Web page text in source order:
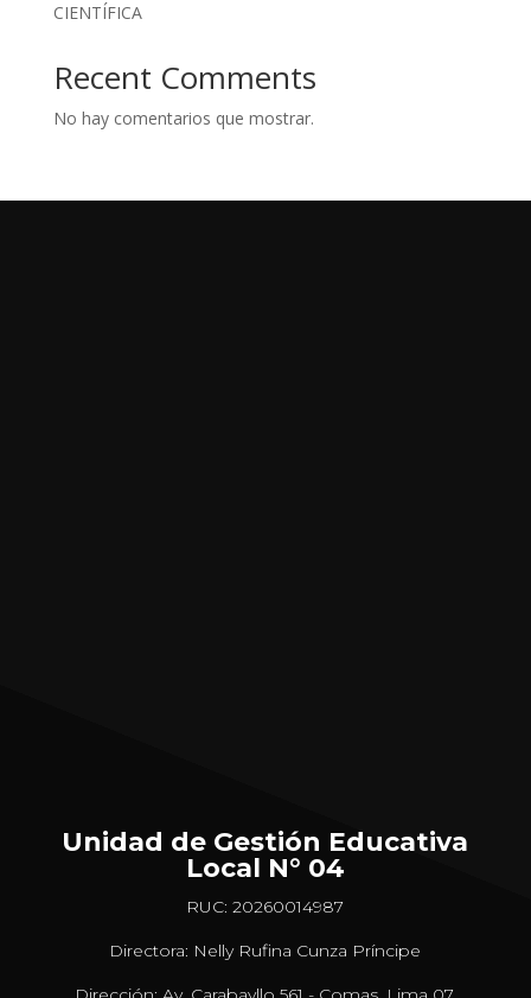
CIENTÍFICA
Recent Comments
No hay comentarios que mostrar.
Unidad de Gestión Educativa
Local N° 04
RUC: 20260014987
Directora: Nelly Rufina Cunza Príncipe